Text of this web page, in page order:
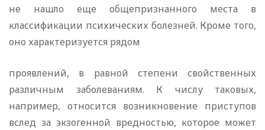
не нашло еще общепризнанного места в
классификации психических болезней. Кроме того,
оно характеризуется рядом
проявлений, в равной степени свойственных
различным заболеваниям. К числу таковых,
например, относится возникновение приступов
вслед за экзогенной вредностью, которое может